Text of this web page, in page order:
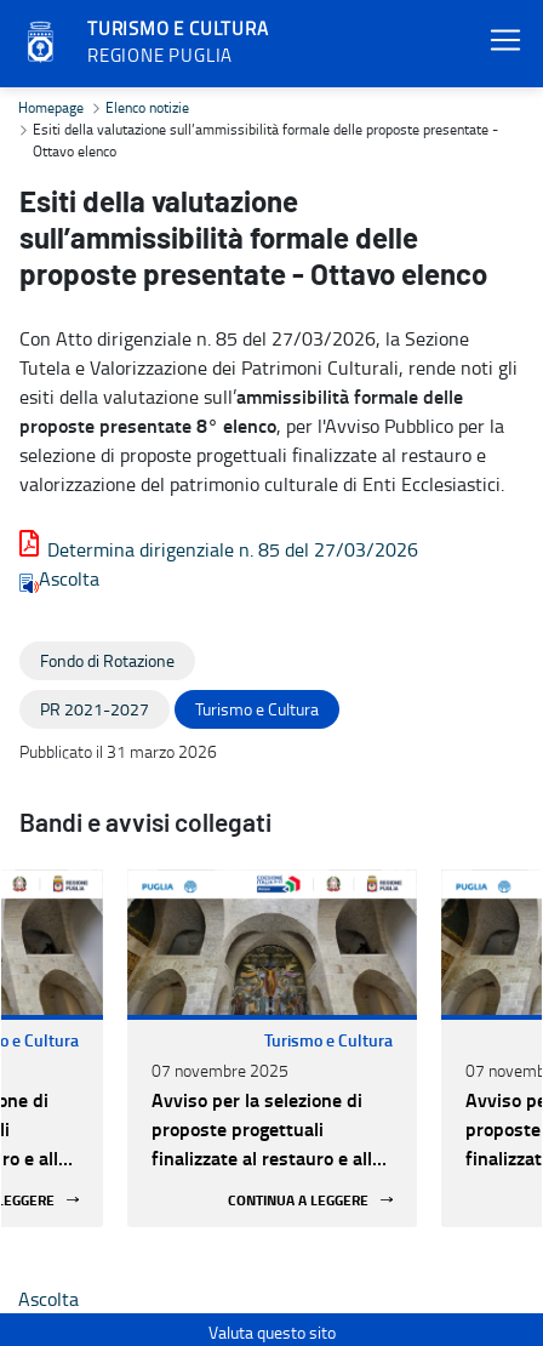
TURISMO E CULTURA
REGIONE PUGLIA
Esiti della valutazione sull’ammissibilità formale delle proposte
Homepage
Elenco notizie
Esiti della valutazione sull’ammissibilità formale delle proposte presentate -
Ottavo elenco
Esiti della valutazione
sull’ammissibilità formale delle
proposte presentate - Ottavo elenco
Con Atto dirigenziale n. 85 del 27/03/2026, la Sezione
Tutela e Valorizzazione dei Patrimoni Culturali, rende noti gli
esiti della valutazione sull’ammissibilità formale delle
proposte presentate8° elenco, per l'Avviso Pubblico per la
selezione di proposte progettuali finalizzate al restauro e
valorizzazione del patrimonio culturale di Enti Ecclesiastici.
Determina dirigenziale n. 85 del 27/03/2026
Ascolta
Fondo di Rotazione
PR 2021-2027
Turismo e Cultura
Pubblicato il 31 marzo 2026
Bandi e avvisi collegati
e Cultura
di
e alla
Turismo e Cultura
07 novembre 2025
Avviso per la selezione di
proposte progettuali
finalizzate al restauro e alla
CONTINUA A LEGGERE
07
Avviso
Ascolta
Valuta questo sito